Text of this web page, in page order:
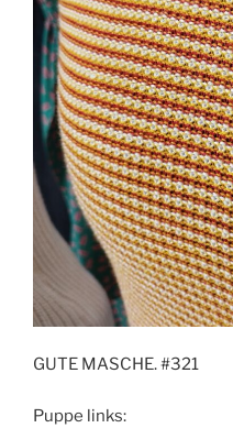
GUTE MASCHE. #321
Puppe links: